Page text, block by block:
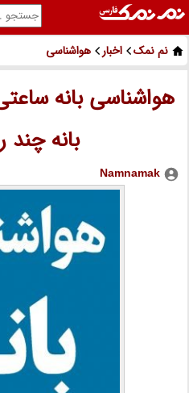
نم نمک اخبار هواشناسی
بانه چند
Namnamak